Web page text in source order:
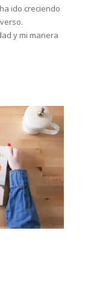
ido creciendo
y mi manera